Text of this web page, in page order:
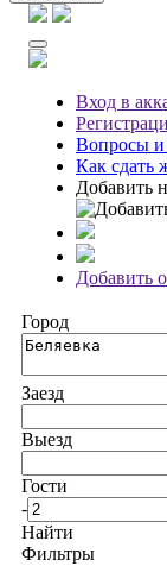
Вход в
Вопросы и
Как сдать
Добавить
Добавить
Город
Заезд
Выезд
Гости
-
Найти
Фильтры